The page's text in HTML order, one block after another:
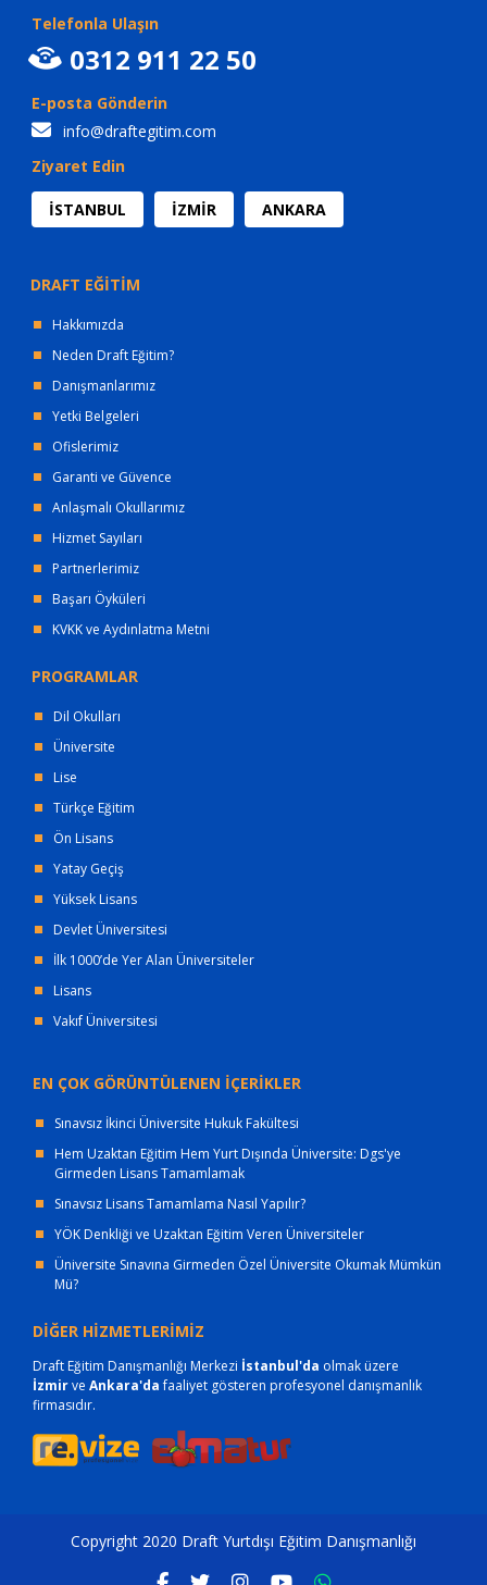
Telefonla Ulaşın
0312 911 22 50
E-posta Gönderin
info@draftegitim.com
Ziyaret Edin
İSTANBUL İZMİR ANKARA
DRAFT EĞİTİM
Hakkımızda
Neden Draft Eğitim?
Danışmanlarımız
Yetki Belgeleri
Ofislerimiz
Garanti ve Güvence
Anlaşmalı Okullarımız
Hizmet Sayıları
Partnerlerimiz
Başarı Öyküleri
KVKK ve Aydınlatma Metni
PROGRAMLAR
Dil Okulları
Üniversite
Lise
Türkçe Eğitim
Ön Lisans
Yatay Geçiş
Yüksek Lisans
Devlet Üniversitesi
İlk 1000’de Yer Alan Üniversiteler
Lisans
Vakıf Üniversitesi
EN ÇOK GÖRÜNTÜLENEN İÇERİKLER
Sınavsız İkinci Üniversite Hukuk Fakültesi
Hem Uzaktan Eğitim Hem Yurt Dışında Üniversite: Dgs'ye
Girmeden Lisans Tamamlamak
Sınavsız Lisans Tamamlama Nasıl Yapılır?
YÖK Denkliği ve Uzaktan Eğitim Veren Üniversiteler
Üniversite Sınavına Girmeden Özel Üniversite Okumak Mümkün
Mü?
DİĞER HİZMETLERİMİZ
Draft Eğitim Danışmanlığı Merkezi İstanbul'da olmak üzere
İzmirve Ankara'dafaaliyet gösteren profesyonel danışmanlık
firmasıdır.
Copyright 2020 Draft Yurtdışı Eğitim Danışmanlığı